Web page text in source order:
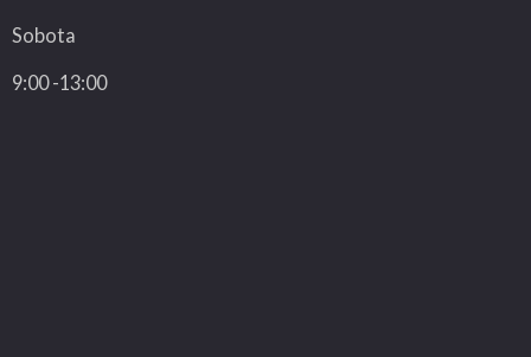
Sobota
9:00 -13:00